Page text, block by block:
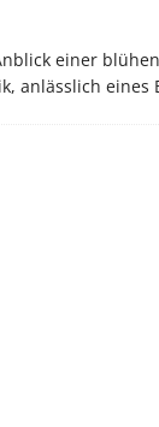
einer
anlässlich eines